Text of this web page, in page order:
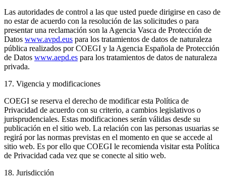
Las autoridades de control a las que usted puede dirigirse en caso de
no estar de acuerdo con la resolución de las solicitudes o para
presentar una reclamación son la Agencia Vasca de Protección de
Datos www.avpd.eus para los tratamientos de datos de naturaleza
pública realizados por COEGI y la Agencia Española de Protección
de Datos www.aepd.es para los tratamientos de datos de naturaleza
privada.
17. Vigencia y modificaciones
COEGI se reserva el derecho de modificar esta Política de
Privacidad de acuerdo con su criterio, a cambios legislativos o
jurisprudenciales. Estas modificaciones serán válidas desde su
publicación en el sitio web. La relación con las personas usuarias se
regirá por las normas previstas en el momento en que se accede al
sitio web. Es por ello que COEGI le recomienda visitar esta Política
de Privacidad cada vez que se conecte al sitio web.
18. Jurisdicción